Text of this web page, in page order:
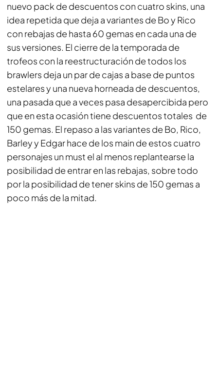
nuevo pack de descuentos con cuatro skins, una
idea repetida que deja a variantes de Bo y Rico
con rebajas de hasta 60 gemas en cada una de
sus versiones. El cierre de la temporada de
trofeos con la reestructuración de todos los
brawlers deja un par de cajas a base de puntos
estelares y una nueva horneada de descuentos,
una pasada que a veces pasa desapercibida pero
que en esta ocasión tiene descuentos totales de
150 gemas. El repaso a las variantes de Bo, Rico,
Barley y Edgar hace de los main de estos cuatro
personajes un must el al menos replantearse la
posibilidad de entrar en las rebajas, sobre todo
por la posibilidad de tener skins de 150 gemas a
poco más de la mitad.